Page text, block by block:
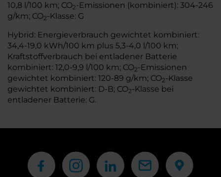
10,8 l/100 km; CO2-Emissionen (kombiniert): 304-246
g/km; CO2-Klasse: G
Hybrid: Energieverbrauch gewichtet kombiniert:
34,4-19,0 kWh/100 km plus 5,3-4,0 l/100 km;
Kraftstoffverbrauch bei entladener Batterie
kombiniert: 12,0-9,9 l/100 km; CO2-Emissionen
gewichtet kombiniert: 120-89 g/km; CO2-Klasse
gewichtet kombiniert: D-B; CO2-Klasse bei
entladener Batterie: G.